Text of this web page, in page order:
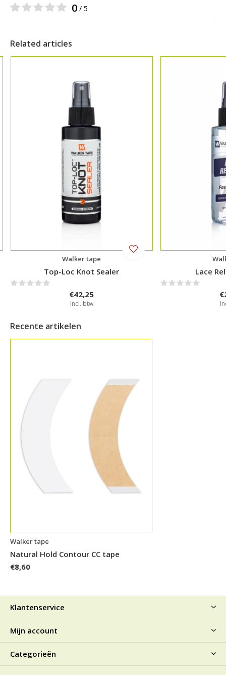
0 / 5
Related articles
Walker tape
Top-Loc Knot Sealer
€42,25
Incl. btw
Lace
Recente artikelen
Walker tape
Natural Hold Contour CC tape
€8,60
Klantenservice
Mijn account
Categorieën